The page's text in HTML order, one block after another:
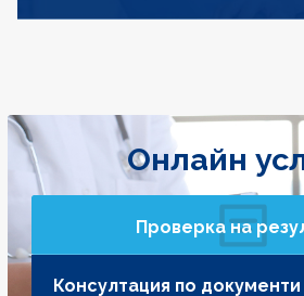
Онлайн
Проверка на
Консултация по документи